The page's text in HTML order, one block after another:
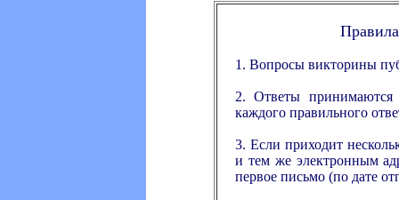
1. Вопросы викторины
2. Ответы принимаются
каждого правильного
3. Если приходит
и тем же электронным
первое письмо (по дате